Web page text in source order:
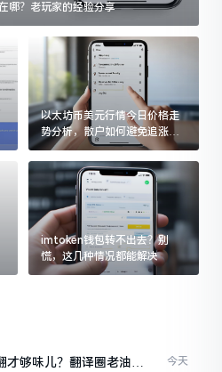
哪？老玩家的经验分享
以太坊币美元行情今日价格走
势分析，散户如何避免追涨杀
跌被套牢
imtoken钱包转不出去？别
慌，这几种情况都能解决
够味儿？翻译圈老油条
今天